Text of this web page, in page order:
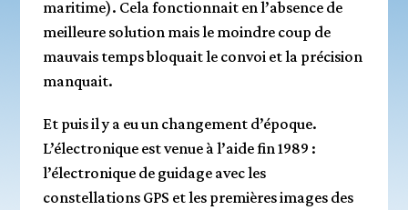
maritime). Cela fonctionnait en l’absence de
meilleure solution mais le moindre coup de
mauvais temps bloquait le convoi et la précision
manquait.
Et puis il y a eu un changement d’époque.
L’électronique est venue à l’aide fin 1989 :
l’électronique de guidage avec les
constellations GPS et les premières images des